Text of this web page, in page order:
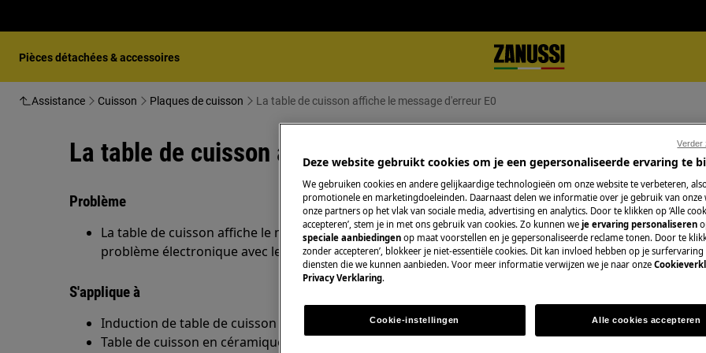
Pièces détachées & accessoires
Assistance Cuisson Plaques de cuisson La table de cuisson affiche le message d'erreur E0
La table de cuisson affiche le message d'erreur E0
Problème
La table de cuisson affiche le message d'erreur E0 à l'écran. Cela indique un
problème électronique avec le panneau de commande.
S'applique à
Induction de table de cuisson
Table de cuisson en céramique
Réparation par
Fixez un rendez-
qualifiés Zanussi
qualités
Deze website gebruikt cookies om je een gepersonaliseerde ervaring te
We gebruiken cookies en andere gelijkaardige technologieën om onze website te verbeteren,
promotionele en marketingdoeleinden. Daarnaast delen we informatie over je gebruik van onze
onze partners op het vlak van sociale media, advertising en analytics. Door te klikken op ‘Alle
accepteren’, stem je in met ons gebruik van cookies. Zo kunnen we je ervaring personaliseren
speciale aanbiedingen op maat voorstellen en je gepersonaliseerde reclame tonen. Door te
zonder accepteren’, blokkeer je niet-essentiële cookies. Dit kan invloed hebben op je
diensten die we kunnen aanbieden. Voor meer informatie verwijzen we je naar onze
Privacy Verklaring.
Cookie-instellingen Alle cookies accepteren
Verder